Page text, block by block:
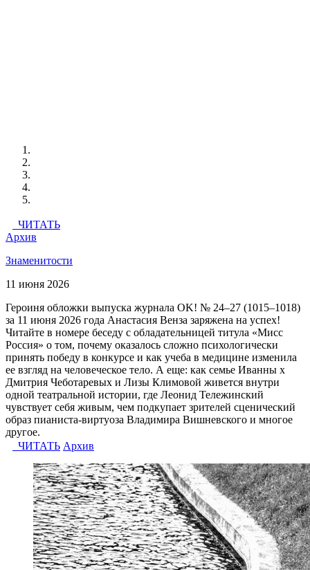
ЧИТАТЬ
Архив
Знаменитости
11 июня 2026
Героиня обложки выпуска журнала OK! № 24–27 (1015–1018)
за 11 июня 2026 года Анастасия Венза заряжена на успех!
Читайте в номере беседу с обладательницей титула «Мисс
Россия» о том, почему оказалось сложно психологически
принять победу в конкурсе и как учеба в медицине изменила
ее взгляд на человеческое тело. А еще: как семье Иванны x
Дмитрия Чеботаревых и Лизы Климовой живется внутри
одной театральной истории, где Леонид Тележинский
чувствует себя живым, чем подкупает зрителей сценический
образ пианиста-виртуоза Владимира Вишневского и многое
другое.
ЧИТАТЬ Архив